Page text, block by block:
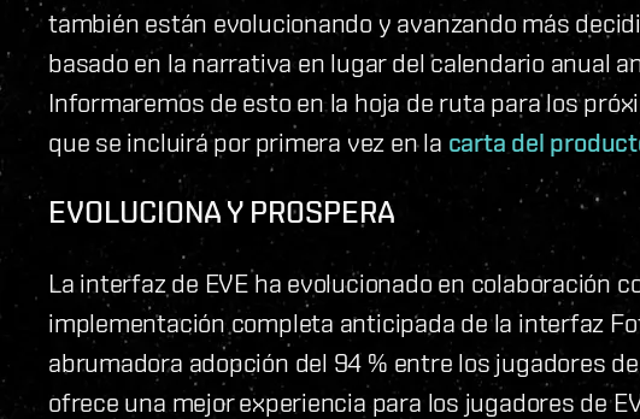
también están evolucionando y avanzando más
basado en la narrativa en lugar del calendario anual
Informaremos de esto en la hoja de ruta para los
que se incluirá por primera vez en la carta del
EVOLUCIONA Y PROSPERA
La interfaz de EVE ha evolucionado en colaboración
implementación completa anticipada de la interfaz
abrumadora adopción del 94 % entre los jugadores
ofrece una mejor experiencia para los jugadores de